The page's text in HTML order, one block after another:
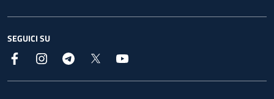
SEGUICI SU
Facebook InstagramTelegram